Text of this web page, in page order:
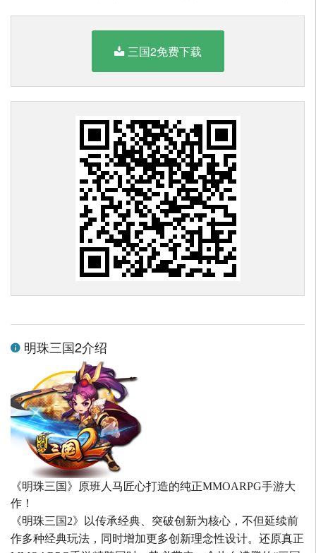
三国2免费下载
明珠三国2介绍
《明珠三国》原班人马匠心打造的纯正MMOARPG手游大
作！
《明珠三国2》以传承经典、突破创新为核心，不但延续前
作多种经典玩法，同时增加更多创新理念性设计。还原真正